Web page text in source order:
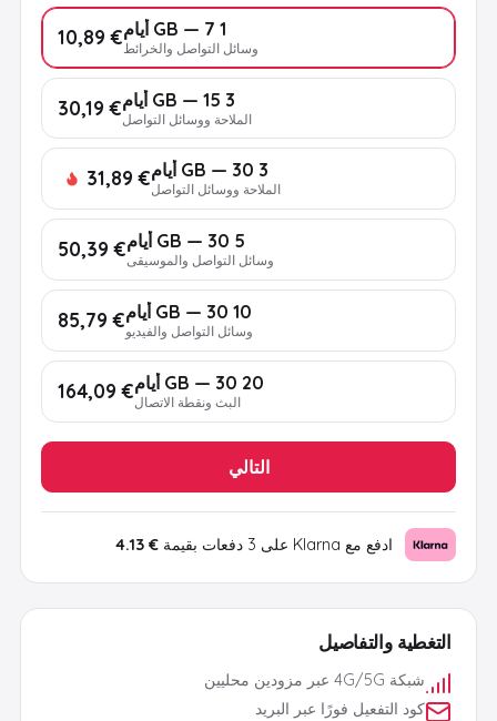
التغطية والتفاصيل
شبكة 4G/5G عبر مزودين محليين
كود التفعيل فورًا عبر البريد
1 GB — 7 أيام
وسائل التواصل والخرائط € 10,89
3 GB — 15 أيام
الملاحة ووسائل التواصل€ 30,19
3 GB — 30 أيام
الملاحة ووسائل التواصل€ 31,89
5 GB — 30 أيام
وسائل التواصل والموسيقى€ 50,39
10 GB — 30 أيام
وسائل التواصل والفيديو€ 85,79
20 GB — 30 أيام
البث ونقطة الاتصال€ 164,09
التالي
ادفع مع Klarna على 3 دفعات بقيمة € 4.13